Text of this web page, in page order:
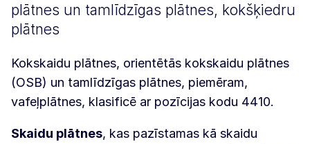
plātnes un tamlīdzīgas plātnes, kokšķiedru
plātnes
Kokskaidu plātnes, orientētās kokskaidu plātnes
(OSB) un tamlīdzīgas plātnes, piemēram,
vafeļplātnes, klasificē ar pozīcijas kodu 4410.
Skaidu plātnes, kas pazīstamas kā skaidu